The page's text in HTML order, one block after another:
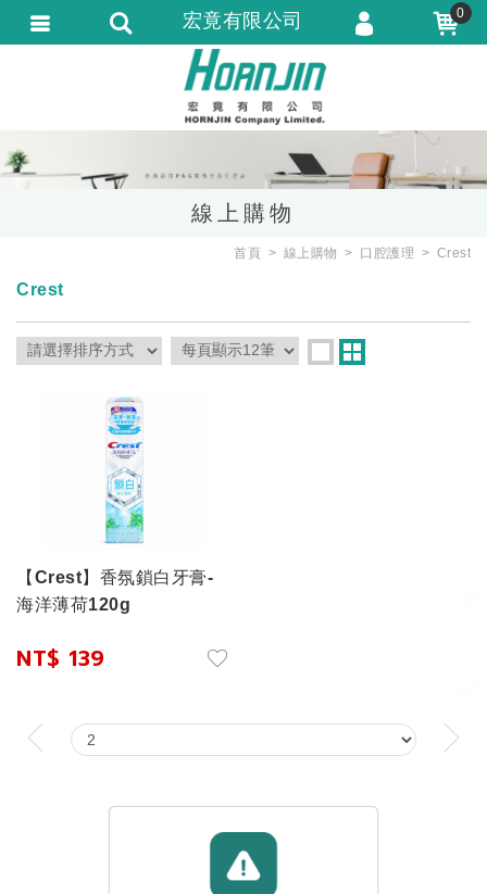
線上購物
首頁 線上購物 口腔護理 Crest
Crest
【Crest】香氛鎖白牙膏-
海洋薄荷120g
NT$ 139
宏竟有限公司 0
會員登入
會員註冊
訂單查詢
匯款通知